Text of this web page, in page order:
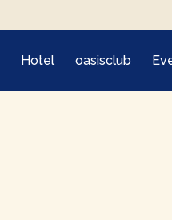
Hotel oasisclub